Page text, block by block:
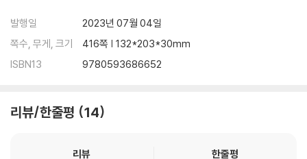
발행일
2023년 07월 04일
쪽수, 무게, 크기
416쪽 | 132*203*30mm
ISBN13
9780593686652
리뷰/한줄평 14
리뷰 한줄평